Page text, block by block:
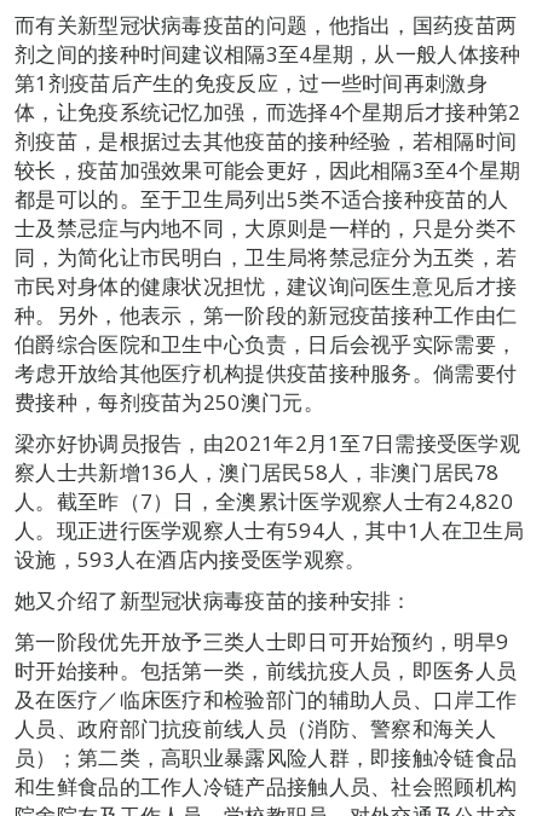
而有关新型冠状病毒疫苗的问题，他指出，国药疫苗两
剂之间的接种时间建议相隔3至4星期，从一般人体接种
第1剂疫苗后产生的免疫反应，过一些时间再刺激身
体，让免疫系统记忆加强，而选择4个星期后才接种第2
剂疫苗，是根据过去其他疫苗的接种经验，若相隔时间
较长，疫苗加强效果可能会更好，因此相隔3至4个星期
都是可以的。至于卫生局列出5类不适合接种疫苗的人
士及禁忌症与内地不同，大原则是一样的，只是分类不
同，为简化让市民明白，卫生局将禁忌症分为五类，若
市民对身体的健康状况担忧，建议询问医生意见后才接
种。另外，他表示，第一阶段的新冠疫苗接种工作由仁
伯爵综合医院和卫生中心负责，日后会视乎实际需要，
考虑开放给其他医疗机构提供疫苗接种服务。倘需要付
费接种，每剂疫苗为250澳门元。
梁亦好协调员报告，由2021年2月1至7日需接受医学观
察人士共新增136人，澳门居民58人，非澳门居民78
人。截至昨（7）日，全澳累计医学观察人士有24,820
人。现正进行医学观察人士有594人，其中1人在卫生局
设施，593人在酒店内接受医学观察。
她又介绍了新型冠状病毒疫苗的接种安排：
第一阶段优先开放予三类人士即日可开始预约，明早9
时开始接种。包括第一类，前线抗疫人员，即医务人员
及在医疗／临床医疗和检验部门的辅助人员、口岸工作
人员、政府部门抗疫前线人员（消防、警察和海关人
员）；第二类，高职业暴露风险人群，即接触冷链食品
和生鲜食品的工作人冷链产品接触人员、社会照顾机构